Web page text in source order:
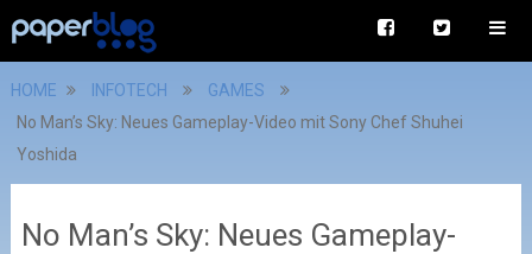
HOME INFOTECH
GAMES
No Man’s Sky: Neues Gameplay-Video mit Sony Chef Shuhei
Yoshida
No Man’s Sky: Neues Gameplay-